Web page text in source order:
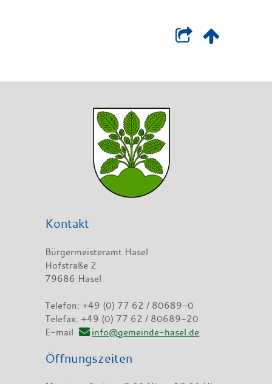
Kontakt
Bürgermeisteramt Hasel
Hofstraße 2
79686 Hasel
Telefon: +49 (0) 77 62 / 80689-0
Telefax: +49 (0) 77 62 / 80689-20
E-mail
info@gemeinde-hasel.de
Öffnungszeiten